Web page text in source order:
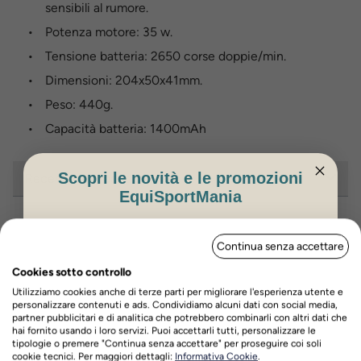
sensibili al rumore.
Potenza motore: 35 w.
Tensione batteria: 2650 corse doppie/min.
Dimensioni: 204x50x41mm.
Peso: 440g.
Capacità batteria: 1400mAh
Recensioni prodotto
Hai bisogno di aiuto?
Contatta il nostro servizio di assistenza
Via Venezia n. 60/a,
Scorzè (Ve)
Scrivici su whatsapp
Scopri le novità e le promozioni
EquiSportMania
ISCRIVITI PER OTTENERE IL 5%
DI SCONTO
Nome Cognome
Continua senza accettare
Cookies sotto controllo
Utilizziamo cookies anche di terze parti per migliorare l'esperienza utente e
personalizzare contenuti e ads. Condividiamo alcuni dati con social media,
partner pubblicitari e di analitica che potrebbero combinarli con altri dati che
hai fornito usando i loro servizi. Puoi accettarli tutti, personalizzare le
tipologie o premere "Continua senza accettare" per proseguire coi soli
cookie tecnici. Per maggiori dettagli: Informativa Cookie